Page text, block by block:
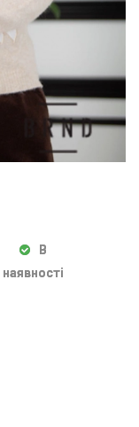
В
наявності